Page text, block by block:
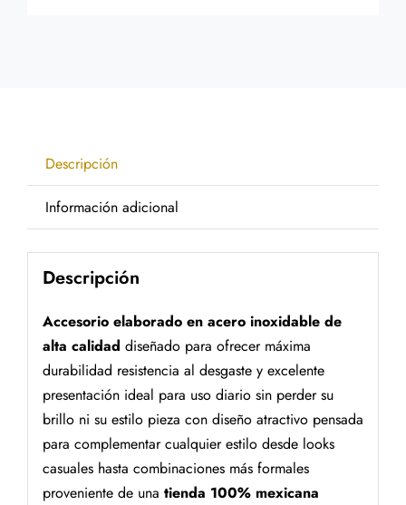
Descripción
Información adicional
Descripción
Accesorio elaborado en acero inoxidable de
alta calidad diseñado para ofrecer máxima
durabilidad resistencia al desgaste y excelente
presentación ideal para uso diario sin perder su
brillo ni su estilo pieza con diseño atractivo pensada
para complementar cualquier estilo desde looks
casuales hasta combinaciones más formales
proveniente de una tienda 100% mexicana